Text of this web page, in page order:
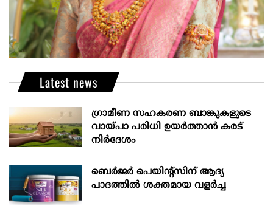
Latest news
ഗ്രാമീണ സഹകരണ ബാങ്കുകളുടെ
വായ്പാ പരിധി ഉയർത്താൻ കരട്
നിർദേശം
ബെർജർ പെയിന്റ്സിന് ആദ്യ
പാദത്തിൽ ശക്തമായ വളർച്ച